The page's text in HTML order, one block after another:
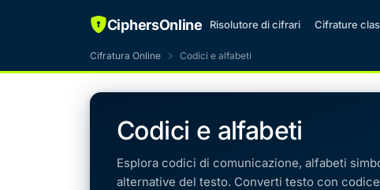
CiphersOnline Risolutore di cifrari Cifrature
Cifratura Online Codici e alfabeti
Codici e alfabeti
Esplora codici di comunicazione, alfabeti
alternative del testo. Converti testo con